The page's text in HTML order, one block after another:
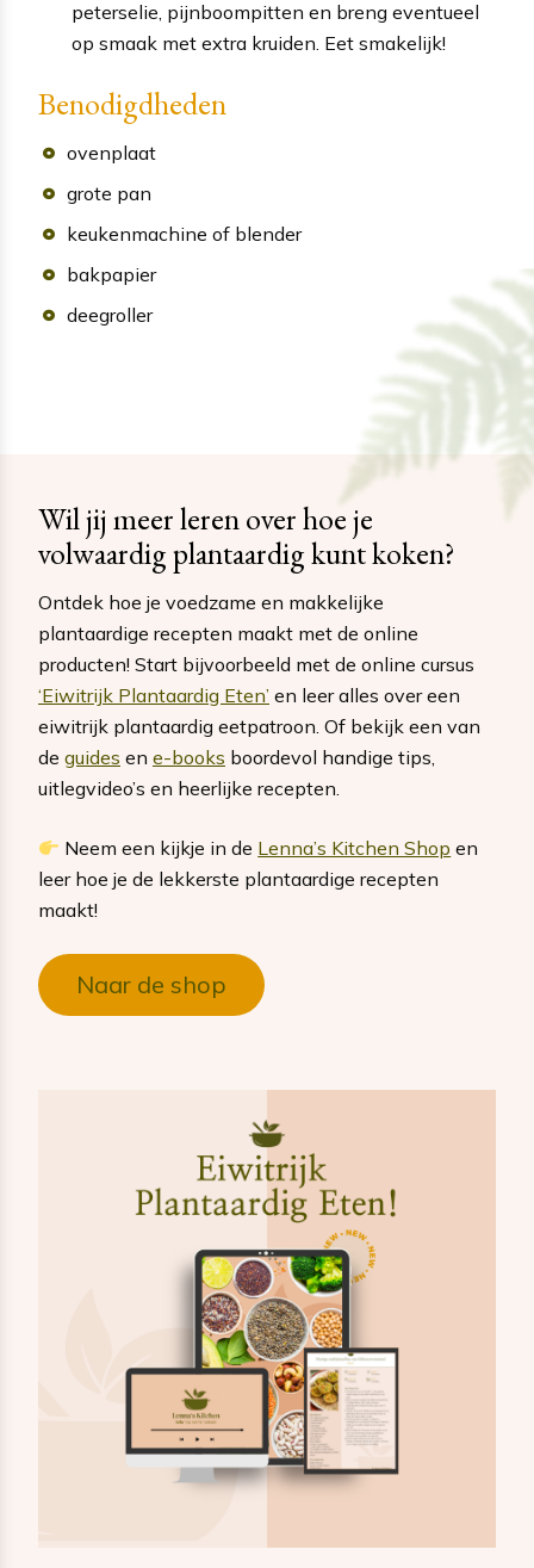
peterselie, pijnboompitten en breng eventueel
op smaak met extra kruiden. Eet smakelijk!
Benodigdheden
ovenplaat
grote pan
keukenmachine of blender
bakpapier
deegroller
Wil jij meer leren over hoe je
volwaardig plantaardig kunt koken?
Ontdek hoe je voedzame en makkelijke
plantaardige recepten maakt met de online
producten! Start bijvoorbeeld met de online cursus
‘Eiwitrijk Plantaardig Eten’ en leer alles over een
eiwitrijk plantaardig eetpatroon. Of bekijk een van
de guides en e-books boordevol handige tips,
uitlegvideo’s en heerlijke recepten.
Neem een kijkje in de Lenna’s Kitchen Shop en
leer hoe je de lekkerste plantaardige recepten
maakt!
Naar de shop